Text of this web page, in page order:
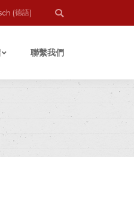
(德語)
搜
聯繫我們